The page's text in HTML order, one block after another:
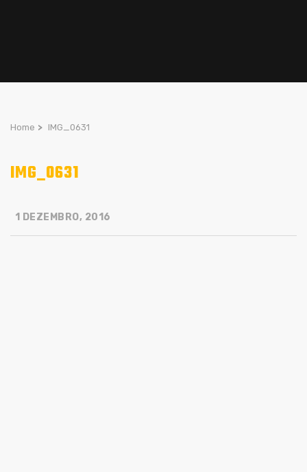
Home > IMG_0631
IMG_0631
1 DEZEMBRO, 2016